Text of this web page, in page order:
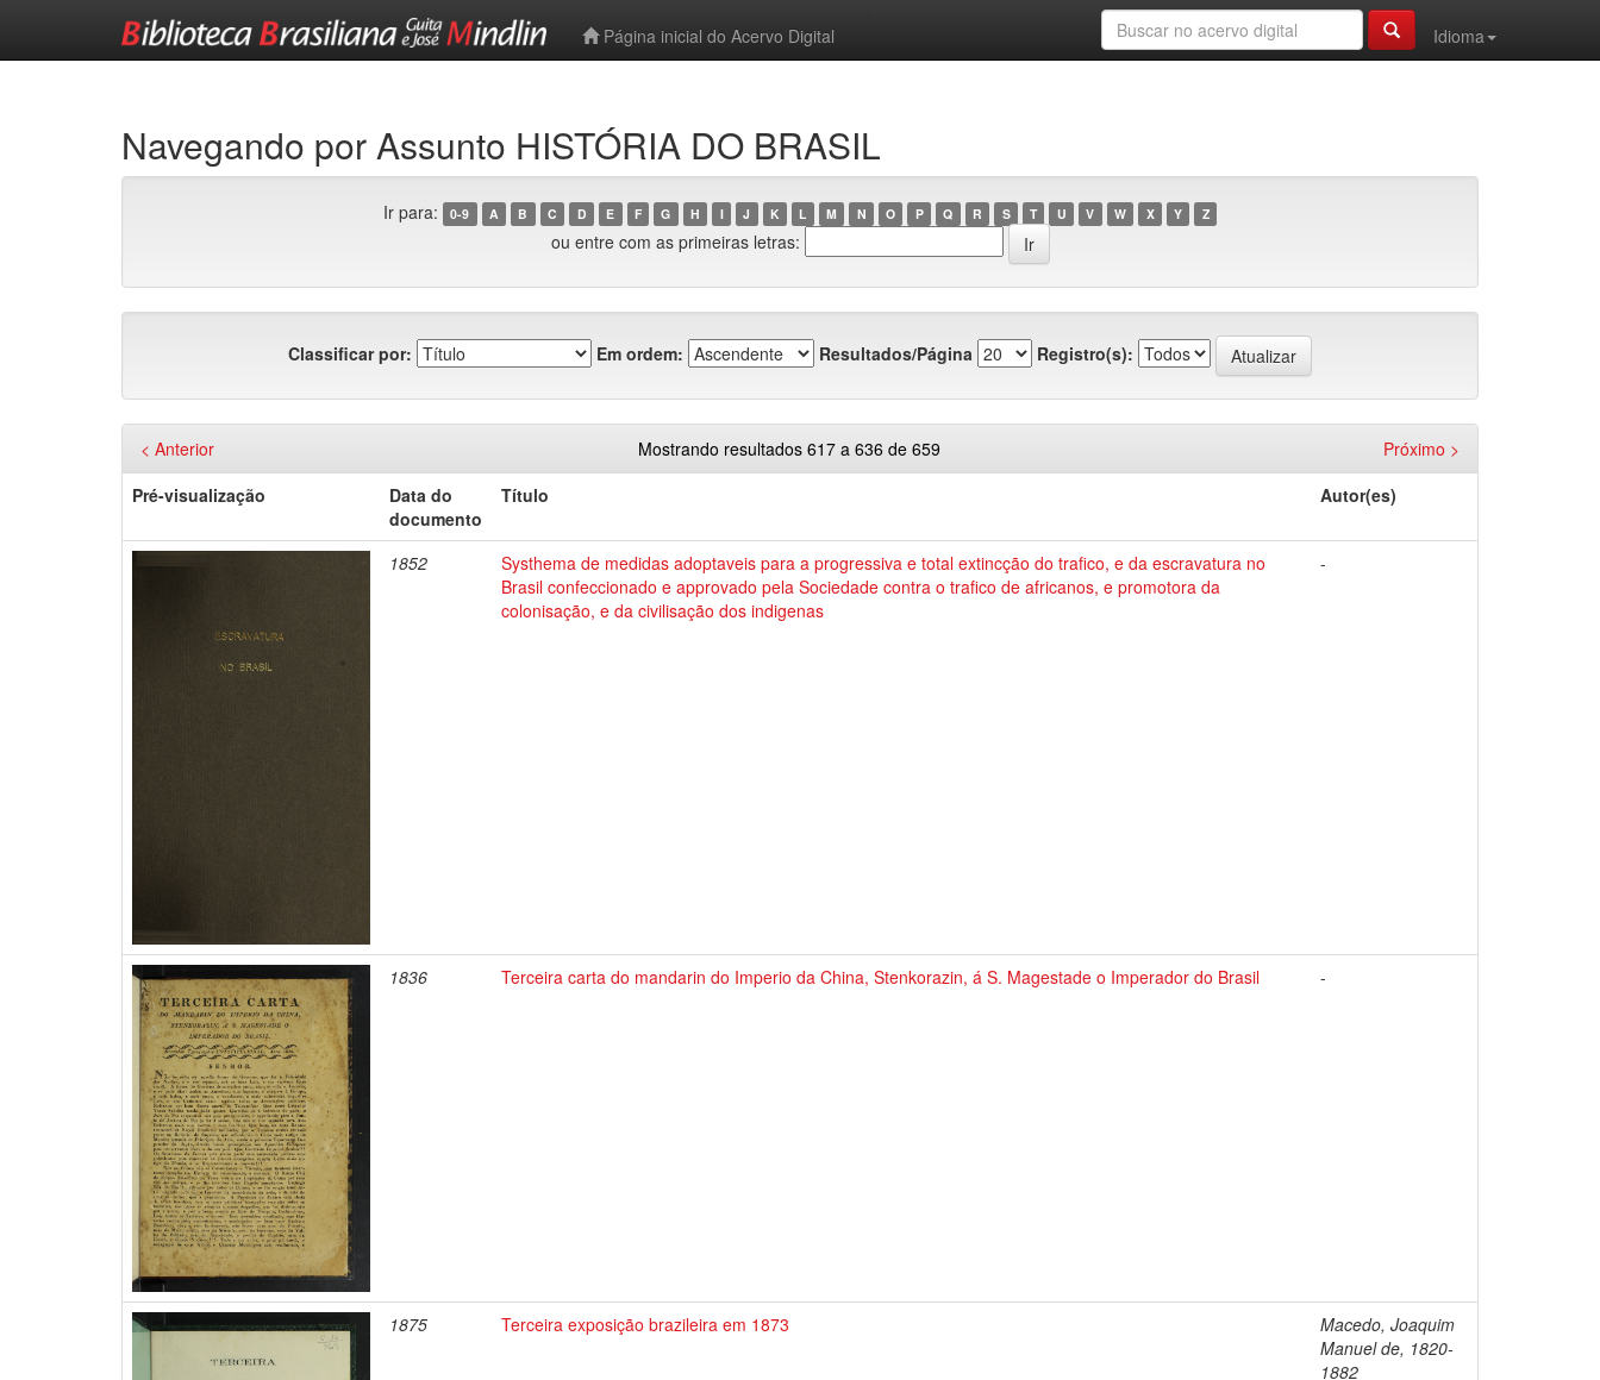
Página inicial do Acervo Digital
Idioma
Navegando por Assunto HISTÓRIA DO BRASIL
Ir para: 0-9 A B C D E F G H I J K L M N O P Q R S T U V W X Y Z
ou entre com as primeiras letras:
Classificar por: Em ordem: Resultados/Página Registro(s):
Mostrando resultados 617 a 636 de 659
< Anterior
Próximo >
Pré-visualização
Data do
documento
Título Autor(es)
1852
Systhema de medidas adoptaveis para a progressiva e total extincção do trafico, e da escravatura no
Brasil confeccionado e approvado pela Sociedade contra o trafico de africanos, e promotora da
colonisação, e da civilisação dos indigenas
-
1836 Terceira carta do mandarin do Imperio da China, Stenkorazin, á S. Magestade o Imperador do Brasil -
1875 Terceira exposição brazileira em 1873
Macedo, Joaquim
Manuel de, 1820-
1882